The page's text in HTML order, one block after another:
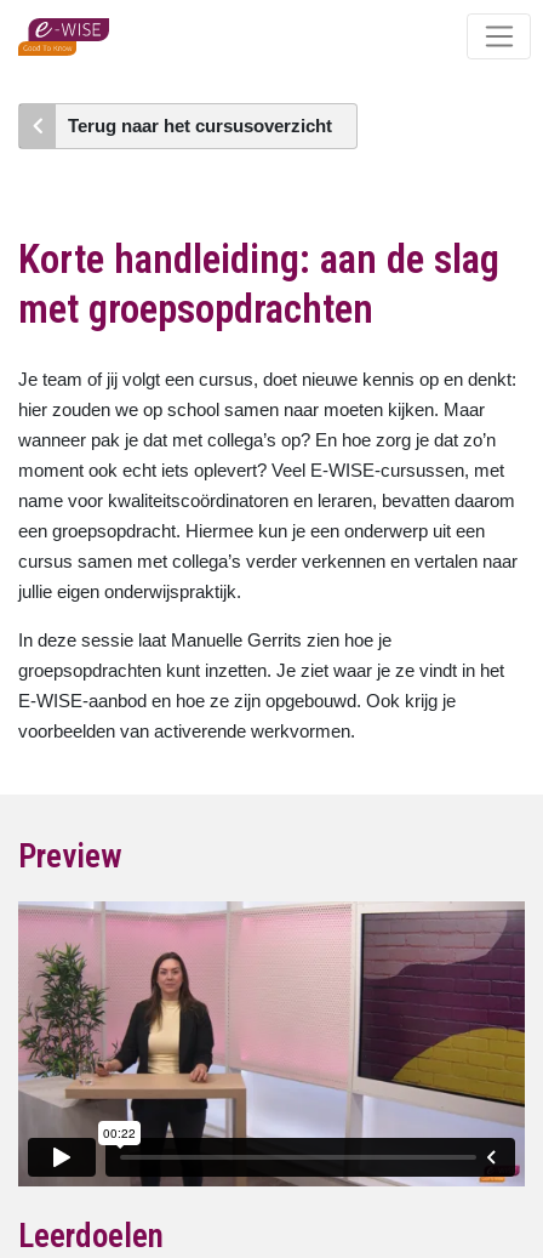
Skip
content
Terug naar het cursusoverzicht
Korte handleiding: aan de slag
met groepsopdrachten
Je team of jij volgt een cursus, doet nieuwe kennis op en denkt:
hier zouden we op school samen naar moeten kijken. Maar
wanneer pak je dat met collega’s op? En hoe zorg je dat zo’n
moment ook echt iets oplevert? Veel E-WISE-cursussen, met
name voor kwaliteitscoördinatoren en leraren, bevatten daarom
een groepsopdracht. Hiermee kun je een onderwerp uit een
cursus samen met collega’s verder verkennen en vertalen naar
jullie eigen onderwijspraktijk.
In deze sessie laat Manuelle Gerrits zien hoe je
groepsopdrachten kunt inzetten. Je ziet waar je ze vindt in het
E-WISE-aanbod en hoe ze zijn opgebouwd. Ook krijg je
voorbeelden van activerende werkvormen.
Preview
Leerdoelen